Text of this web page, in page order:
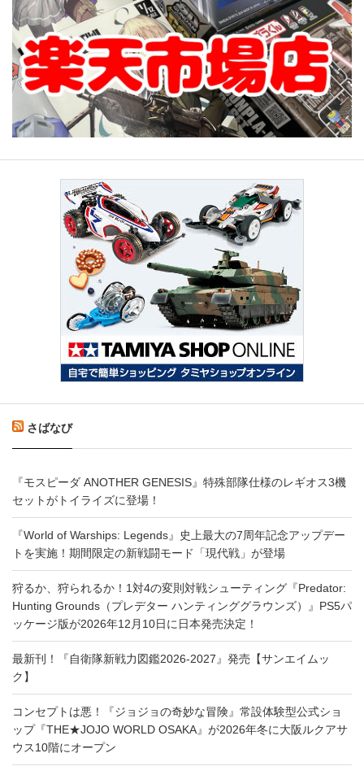
さばなび
『モスピーダ ANOTHER GENESIS』特殊部隊仕様のレギオス3機
セットがトイライズに登場！
『World of Warships: Legends』史上最大の7周年記念アップデー
トを実施！期間限定の新戦闘モード「現代戦」が登場
狩るか、狩られるか！1対4の変則対戦シューティング『Predator:
Hunting Grounds（プレデター ハンティンググラウンズ）』PS5パ
ッケージ版が2026年12月10日に日本発売決定！
最新刊！『自衛隊新戦力図鑑2026-2027』発売【サンエイムッ
ク】
コンセプトは悪！『ジョジョの奇妙な冒険』常設体験型公式ショ
ップ『THE★JOJO WORLD OSAKA』が2026年冬に大阪ルクアサ
ウス10階にオープン